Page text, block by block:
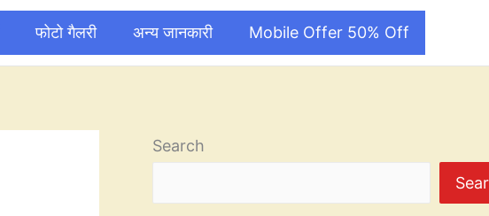
फोटो गैलरी अन्य जानकारी Mobile Offer 50% Off
Search